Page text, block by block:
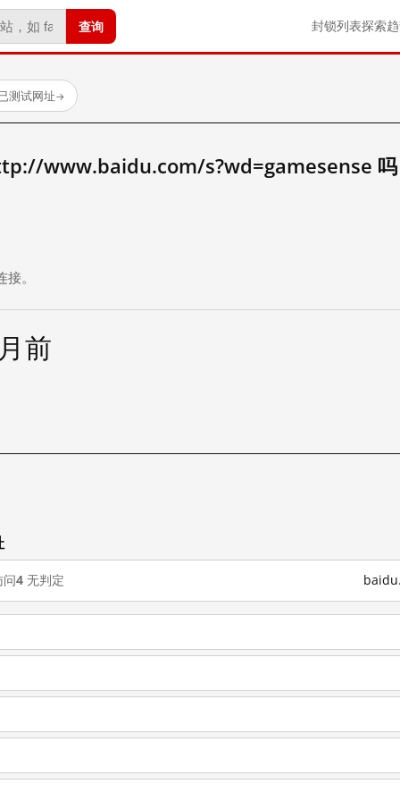
查询 封锁列表探索
测试网址→
www.baidu.com/s?wd=gamesense 吗
。
前
问4 无判定